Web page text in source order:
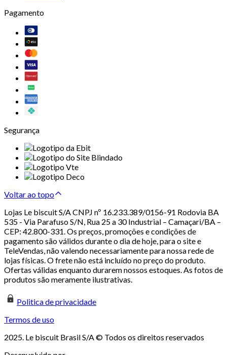
Pagamento
Segurança
Voltar ao topo
Lojas Le biscuit S/A CNPJ nº 16.233.389/0156-91 Rodovia BA
535 - Via Parafuso S/N, Rua 25 a 30 Industrial – Camaçari/BA –
CEP: 42.800-331. Os preços, promoções e condições de
pagamento são válidos durante o dia de hoje, para o site e
TeleVendas, não valendo necessariamente para nossa rede de
lojas físicas. O frete não está incluído no preço do produto.
Ofertas válidas enquanto durarem nossos estoques. As fotos de
produtos são meramente ilustrativas.
Politica de privacidade
Termos de uso
2025. Le biscuit Brasil S/A © Todos os direitos reservados